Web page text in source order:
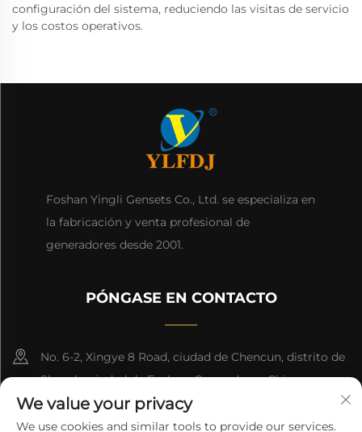
configuración del sistema, reduciendo las visitas de servicio
y los costos operativos.
Foshan Yingli Gensets Co., Ltd. se especializa en
la fabricación y venta profesional de
generadores desde 2001.
PÓNGASE EN CONTACTO
No. 6-2, Xingye 8 Road, ciudad de Chencun, distrito de
Shunde, ciudad de Foshan, Guangdong, China.
8618676517177
We value your privacy
We use cookies and similar tools to provide our services.